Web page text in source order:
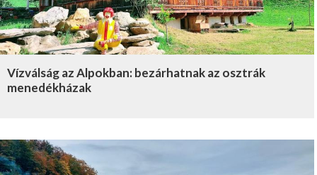
Vízválság az Alpokban: bezárhatnak az osztrák
menedékházak